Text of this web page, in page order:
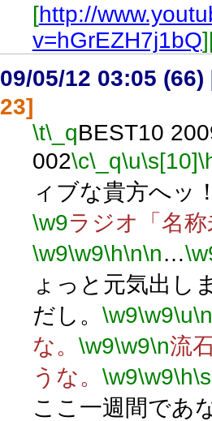
[http://
v=hGrEZH7j1bQ
09/05/12 03:05 (66)
23]
\t\_qBEST10
002\c\_q\u\s[10]
ィブな貴方へッ
\w9ラジオ「名
\w9\w9\h\n\n…
ょっと元気出し
だし。 \w9\w9\u\n
な。 \w9\w9\n流
うな。 \w9\w9\h
ここ一週間であ